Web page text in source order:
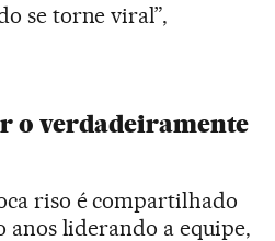
se torne viral”,
o verdadeiramente
riso é compartilhado
anos liderando a equipe,